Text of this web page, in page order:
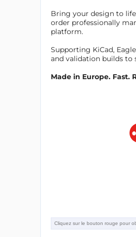
Bring your design to
order professionally
platform.
Supporting KiCad,
and validation builds to
Made in Europe. Fast.